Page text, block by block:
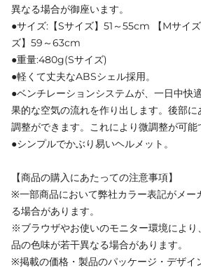
異なる場合が御座います。
●サイズ:【Sサイズ】51～55cm 【Mサイ
ズ】59～63cm
●重量:480g(Sサイズ)
●軽くて丈夫なABSシェル採用。
●ベンチレーションシステムが、一日中快
果的な空気の流れを作り出します。後部
調整ができます。これにより微調整が可能
●シンプルでかぶり易いヘルメット。
【商品の購入にあたっての注意事項】
※一部商品において弊社カラー表記がメー
る場合があります。
※ブラウザやお使いのモニター環境により
品の色味が若干異なる場合があります。
※掲載の価格・製品のパッケージ・デザイ